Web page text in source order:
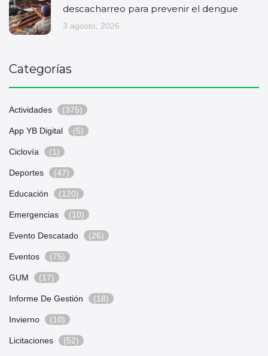
descacharreo para prevenir el dengue
3 agosto, 2026
Categorías
Actividades (375)
App YB Digital (5)
Ciclovía (1)
Deportes (47)
Educación (120)
Emergencias (10)
Evento Descatado (26)
Eventos (75)
GUM (17)
Informe De Gestión (18)
Invierno (10)
Licitaciones (52)